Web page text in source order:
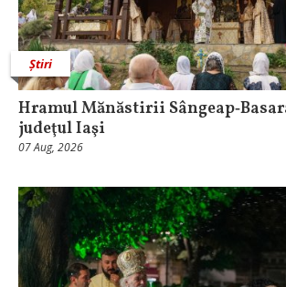
Știri
Hramul Mănăstirii
judeţul Iaşi
07 Aug, 2026